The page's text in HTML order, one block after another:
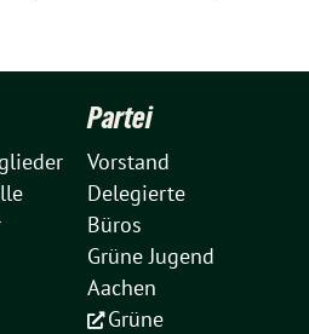
Partei
Vorstand
Delegierte
Büros
Grüne Jugend
Aachen
Grüne